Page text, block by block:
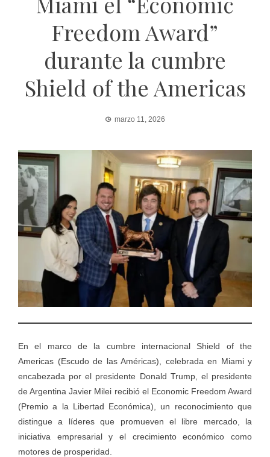
Freedom Award”
durante la cumbre
Shield of the Americas
marzo 11, 2026
En el marco de la cumbre internacional Shield of the
Americas (Escudo de las Américas), celebrada en Miami y
encabezada por el presidente Donald Trump, el presidente
de Argentina Javier Milei recibió el Economic Freedom Award
(Premio a la Libertad Económica), un reconocimiento que
distingue a líderes que promueven el libre mercado, la
iniciativa empresarial y el crecimiento económico como
motores de prosperidad.